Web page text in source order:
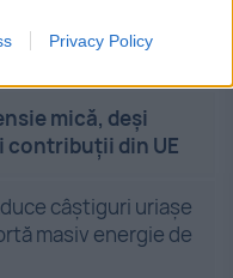
Privacy Policy
mică, deși
contribuții din UE
câștiguri uriașe
masiv energie de